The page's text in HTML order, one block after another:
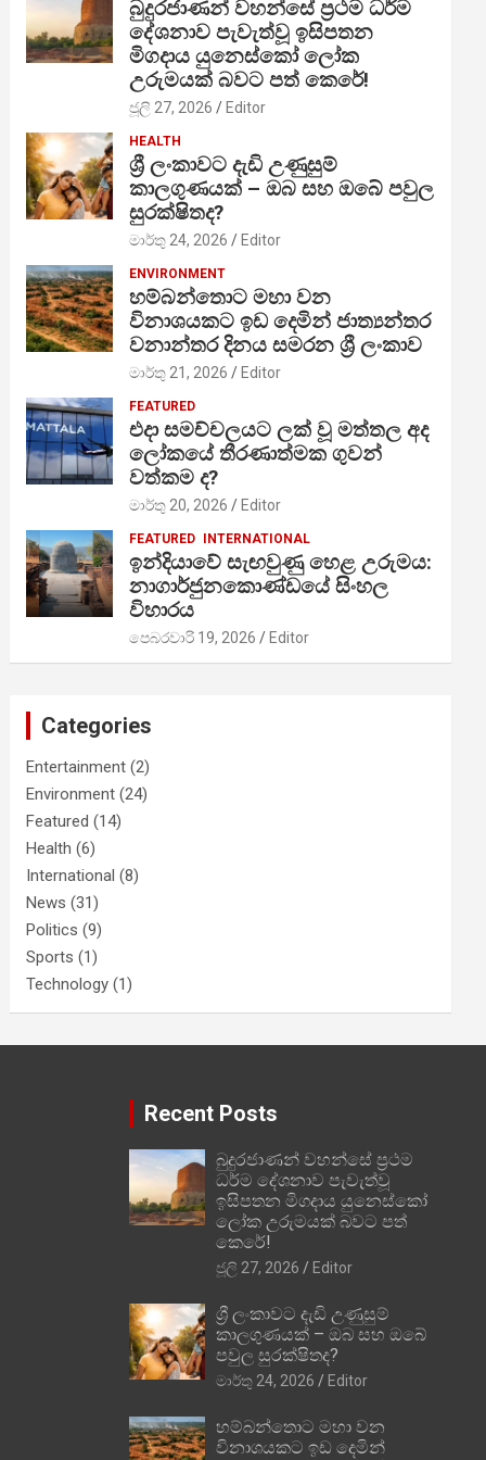
බුදුරජාණන් වහන්සේ ප්‍රථම ධර්ම
දේශනාව පැවැත්වූ ඉසිපතන
මිගදාය යුනෙස්කෝ ලෝක
උරුමයක් බවට පත් කෙරේ!
ජූලි 27, 2026 Editor
HEALTH
ශ්‍රී ලංකාවට දැඩි උණුසුම්
කාලගුණයක් – ඔබ සහ ඔබේ පවුල
සුරක්ෂිතද?
මාර්තු 24, 2026 Editor
ENVIRONMENT
හම්බන්තොට මහා වන
විනාශයකට ඉඩ දෙමින් ජාත්‍යන්තර
වනාන්තර දිනය සමරන ශ්‍රී ලංකාව
මාර්තු 21, 2026 Editor
FEATURED
එදා සමච්චලයට ලක් වූ මත්තල අද
ලෝකයේ තීරණාත්මක ගුවන්
වත්කම ද?
මාර්තු 20, 2026 Editor
FEATURED INTERNATIONAL
ඉන්දියාවේ සැඟවුණු හෙළ උරුමය:
නාගාර්ජුනකොණ්ඩයේ සිංහල
විහාරය
පෙබරවාරි 19, 2026 Editor
Categories
Entertainment (2)
Environment (24)
Featured (14)
Health (6)
International (8)
News (31)
Politics (9)
Sports (1)
Technology (1)
Recent Posts
බුදුරජාණන් වහන්සේ ප්‍රථම
ධර්ම දේශනාව පැවැත්වූ
ඉසිපතන මිගදාය යුනෙස්කෝ
ලෝක උරුමයක් බවට පත්
කෙරේ!
ජූලි 27, 2026 Editor
ශ්‍රී ලංකාවට දැඩි උණුසුම්
කාලගුණයක් – ඔබ සහ ඔබේ
පවුල සුරක්ෂිතද?
මාර්තු 24, 2026 Editor
හම්බන්තොට මහා වන
විනාශයකට ඉඩ දෙමින්